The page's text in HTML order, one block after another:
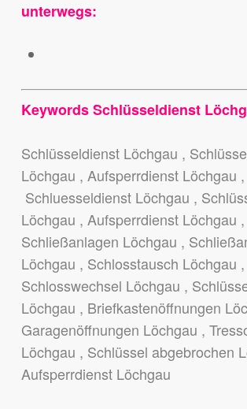
unterwegs:
Keywords Schlüsseldienst
Schlüsseldienst Löchgau ,
Löchgau , Aufsperrdienst Löchgau ,
Schluesseldienst Löchgau ,
Löchgau , Aufsperrdienst Löchgau ,
Schließanlagen Löchgau ,
Löchgau , Schlosstausch Löchgau ,
Schlosswechsel Löchgau ,
Löchgau , Briefkastenöffnungen
Garagenöffnungen Löchgau ,
Löchgau , Schlüssel abgebrochen
Aufsperrdienst Löchgau